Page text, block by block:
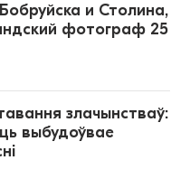
и Столина,
фотограф 25
злачынстваў:
выбудоўвае